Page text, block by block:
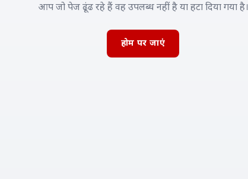
आप जो पेज ढूंढ रहे हैं वह उपलब्ध नहीं है या हटा दिया गया है।
होम पर जाएं